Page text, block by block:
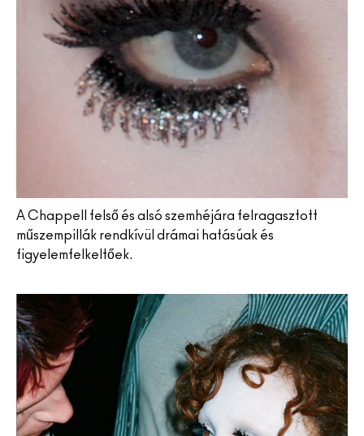
A Chappell felső és alsó szemhéjára felragasztott
műszempillák rendkívül drámai hatásúak és
figyelemfelkeltőek.